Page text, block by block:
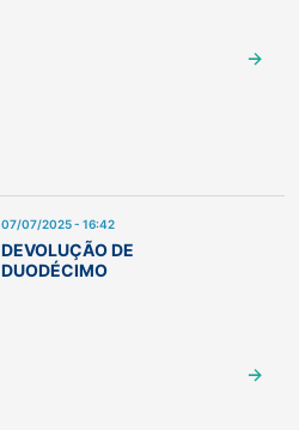
07/07/2025 - 16:42
DEVOLUÇÃO DE
DUODÉCIMO